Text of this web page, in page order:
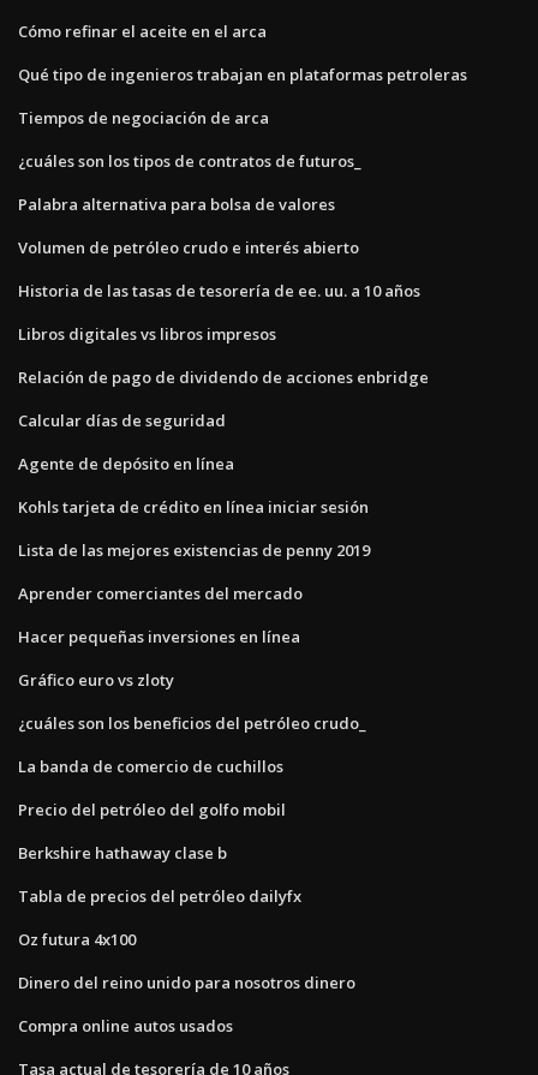
Cómo refinar el aceite en el arca
Qué tipo de ingenieros trabajan en plataformas petroleras
Tiempos de negociación de arca
¿cuáles son los tipos de contratos de futuros_
Palabra alternativa para bolsa de valores
Volumen de petróleo crudo e interés abierto
Historia de las tasas de tesorería de ee. uu. a 10 años
Libros digitales vs libros impresos
Relación de pago de dividendo de acciones enbridge
Calcular días de seguridad
Agente de depósito en línea
Kohls tarjeta de crédito en línea iniciar sesión
Lista de las mejores existencias de penny 2019
Aprender comerciantes del mercado
Hacer pequeñas inversiones en línea
Gráfico euro vs zloty
¿cuáles son los beneficios del petróleo crudo_
La banda de comercio de cuchillos
Precio del petróleo del golfo mobil
Berkshire hathaway clase b
Tabla de precios del petróleo dailyfx
Oz futura 4x100
Dinero del reino unido para nosotros dinero
Compra online autos usados
Tasa actual de tesorería de 10 años